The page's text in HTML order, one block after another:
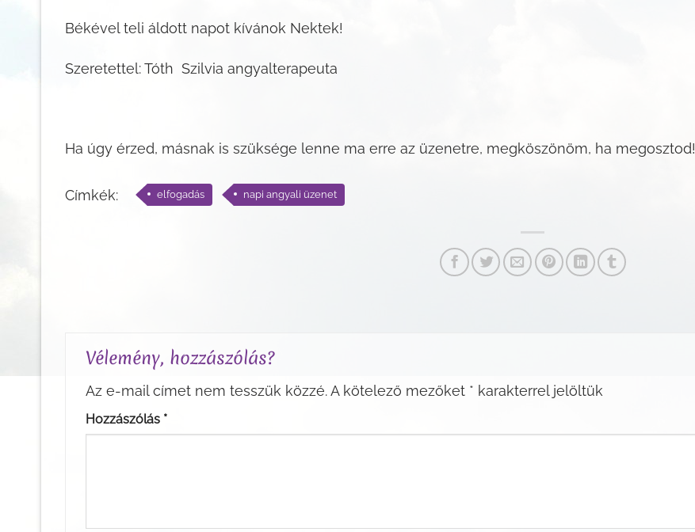
Békével teli áldott napot kívánok Nektek!
Szeretettel: Tóth Szilvia angyalterapeuta
Ha úgy érzed, másnak is szüksége lenne ma erre az üzenetre, megköszönöm, ha megosztod!
Címkék: elfogadás napi angyali üzenet
Vélemény, hozzászólás?
Az e-mail címet nem tesszük közzé.A kötelező mezőket * karakterrel jelöltük
Hozzászólás *